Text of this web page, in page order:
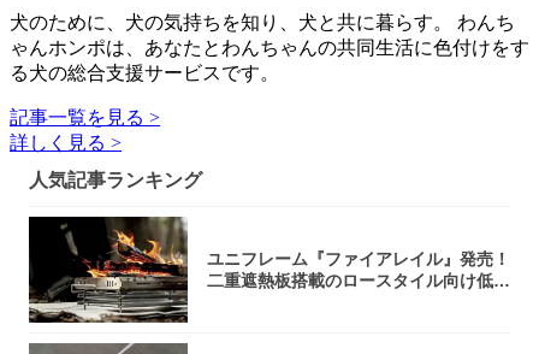
犬のために、犬の気持ちを知り、犬と共に暮らす。 わんち
ゃんホンポは、あなたとわんちゃんの共同生活に色付けをす
る犬の総合支援サービスです。
記事一覧を見る >
詳しく見る >
人気記事ランキング
ユニフレーム『ファイアレイル』発売！
二重遮熱板搭載のロースタイル向け低型